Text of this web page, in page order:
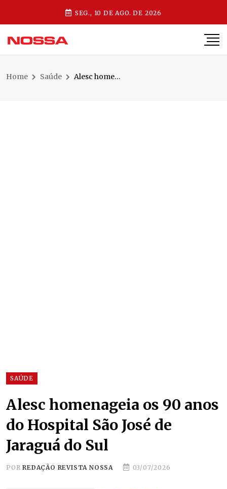
SEG., 10 DE AGO. DE 2026
Home Saúde Alesc homenageia os 90 anos do Hospital São José de Jaraguá do Sul
SAÚDE
Alesc homenageia os 90 anos
do Hospital São José de
Jaraguá do Sul
PORREDAÇÃO REVISTA NOSSA 03/07/2026